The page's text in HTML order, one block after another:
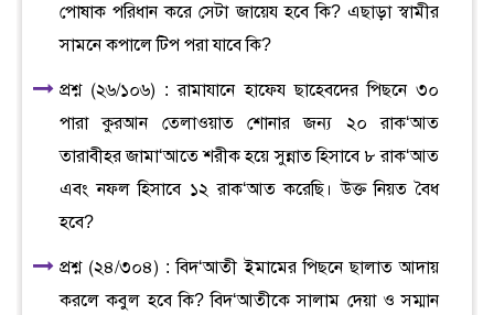
পোষাক পরিধান করে সেটা জায়েয হবে কি? এছাড়া স্বামীর
সামনে কপালে টিপ পরা যাবে কি?
প্রশ্ন (২৬/১০৬) : রামাযানে হাফেয ছাহেবদের পিছনে ৩০
পারা কুরআন তেলাওয়াত শোনার জন্য ২০ রাক‘আত
তারাবীহর জামা‘আতে শরীক হয়ে সুন্নাত হিসাবে ৮ রাক‘আত
এবং নফল হিসাবে ১২ রাক‘আত করেছি। উক্ত নিয়ত বৈধ
হবে?
প্রশ্ন (২৪/৩০৪) : বিদ‘আতী ইমামের পিছনে ছালাত আদায়
করলে কবুল হবে কি? বিদ‘আতীকে সালাম দেয়া ও সম্মান